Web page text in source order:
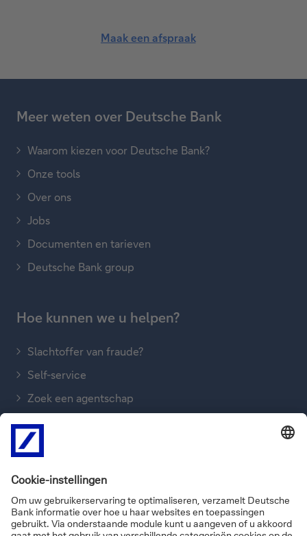
Maak een afspraak
Meer weten over Deutsche Bank
Waarom kiezen voor Deutsche Bank?
Onze tools
Over ons
Jobs
Documenten en tarieven
Deutsche Bank group
Hoe kunnen we u helpen?
Slachtoffer van fraude?
Self-service
Zoek een agentschap
Stuur een boodschap
Ons bellen
Informatie over de site